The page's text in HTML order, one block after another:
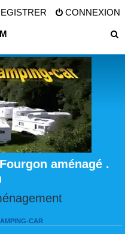
CONNEXION
aménagé .
CAR